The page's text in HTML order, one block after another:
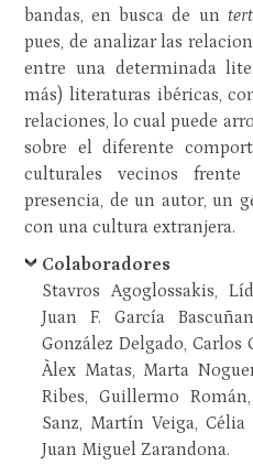
bandas, en busca de un
pues, de analizar las
entre una determinada
más) literaturas ibéricas,
relaciones, lo cual puede
sobre el diferente
culturales vecinos
presencia, de un autor, un
con una cultura extranjera.
Colaboradores
Stavros Agoglossakis,
Juan F. García
González Delgado,
Àlex Matas, Marta
Ribes, Guillermo
Sanz, Martín Veiga,
Juan Miguel Zarandona.